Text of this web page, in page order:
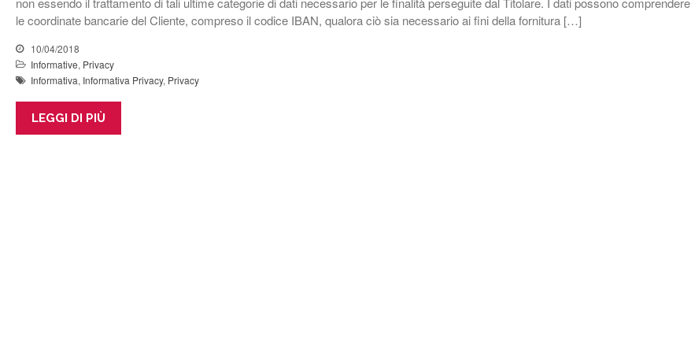
le coordinate bancarie del Cliente, compreso il codice IBAN, qualora ciò sia necessario ai fini della fornitura […]
10/04/2018
Informative, Privacy
Informativa, Informativa Privacy, Privacy
LEGGI DI PIÙ